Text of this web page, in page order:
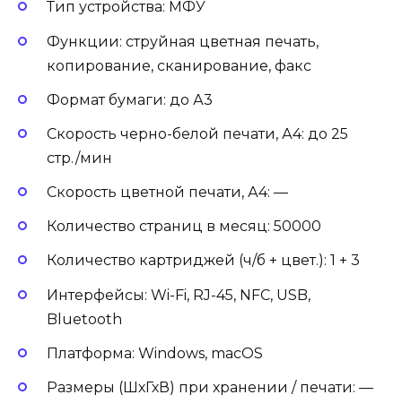
Тип устройства: МФУ
Функции: струйная цветная печать,
копирование, сканирование, факс
Формат бумаги: до А3
Скорость черно-белой печати, А4: до 25
стр./мин
Скорость цветной печати, А4: —
Количество страниц в месяц: 50000
Количество картриджей (ч/б + цвет.): 1 + 3
Интерфейсы: Wi-Fi, RJ-45, NFC, USB,
Bluetooth
Платформа: Windows, macOS
Размеры (ШхГхВ) при хранении / печати: —